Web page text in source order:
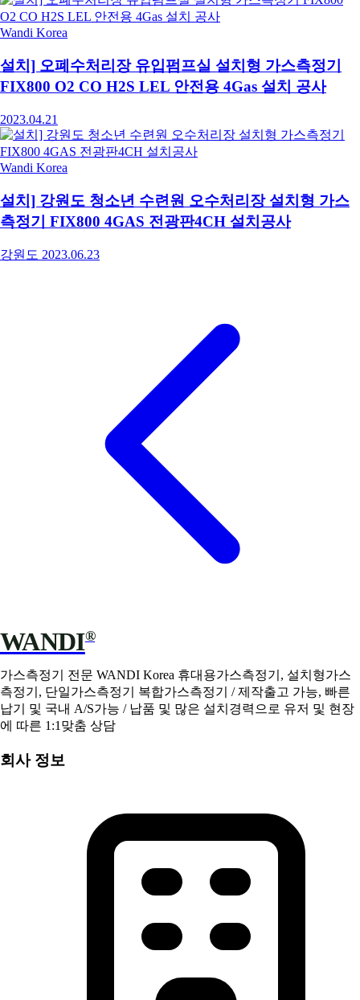
Wandi Korea
설치] 오폐수처리장 유입펌프실 설치형 가스측정기
FIX800 O2 CO H2S LEL 안전용 4Gas 설치 공사
2023.04.21
Wandi Korea
설치] 강원도 청소년 수련원 오수처리장 설치형 가스
측정기 FIX800 4GAS 전광판4CH 설치공사
강원도 2023.06.23
WANDI®
가스측정기 전문 WANDI Korea 휴대용가스측정기, 설치형가스
측정기, 단일가스측정기 복합가스측정기 / 제작출고 가능, 빠른
납기 및 국내 A/S가능 / 납품 및 많은 설치경력으로 유저 및 현장
에 따른 1:1맞춤 상담
회사 정보